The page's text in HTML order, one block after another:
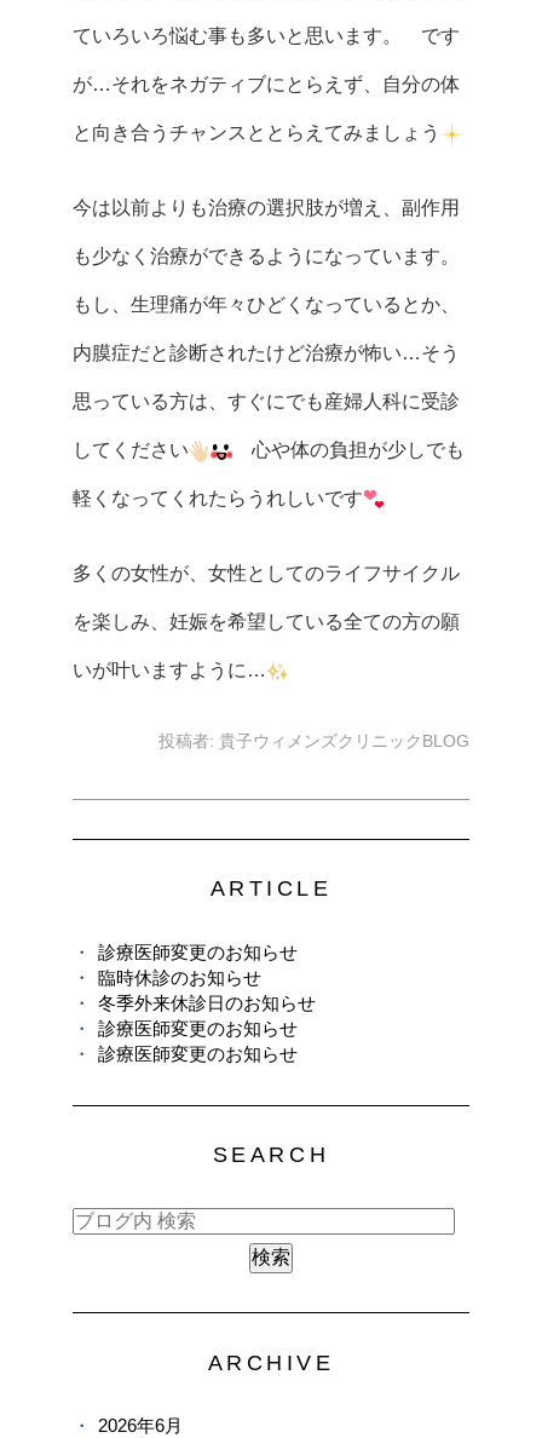
ていろいろ悩む事も多いと思います。 です
が…それをネガティブにとらえず、自分の体
と向き合うチャンスととらえてみましょう
今は以前よりも治療の選択肢が増え、副作用
も少なく治療ができるようになっています。
もし、生理痛が年々ひどくなっているとか、
内膜症だと診断されたけど治療が怖い…そう
思っている方は、すぐにでも産婦人科に受診
してください 心や体の負担が少しでも
軽くなってくれたらうれしいです
多くの女性が、女性としてのライフサイクル
を楽しみ、妊娠を希望している全ての方の願
いが叶いますように…
投稿者: 貴子ウィメンズクリニックBLOG
ARTICLE
診療医師変更のお知らせ
臨時休診のお知らせ
冬季外来休診日のお知らせ
診療医師変更のお知らせ
診療医師変更のお知らせ
SEARCH
ARCHIVE
2026年6月